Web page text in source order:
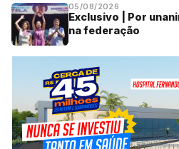
05/08/2026
Exclusivo | Por
na federação